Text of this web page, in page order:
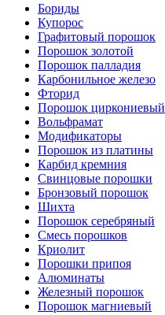
Бориды
Купорос
Графитовый порошок
Порошок золотой
Порошок палладия
Карбонильное железо
Фторид
Порошок циркониевый
Вольфрамат
Модификаторы
Порошок из платины
Карбид кремния
Свинцовые порошки
Бронзовый порошок
Шихта
Порошок серебряный
Смесь порошков
Криолит
Порошки припоя
Алюминаты
Железный порошок
Порошок магниевый